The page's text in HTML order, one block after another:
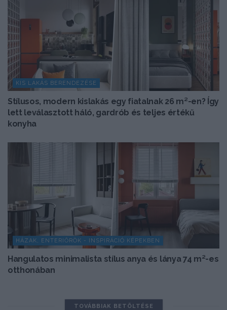
KIS LAKÁS BERENDEZÉSE
Stílusos, modern kislakás egy fiatalnak 26 m²-en? Így
lett leválasztott háló, gardrób és teljes értékű
konyha
HÁZAK, ENTERIŐRÖK - INSPIRÁCIÓ KÉPEKBEN
Hangulatos minimalista stílus anya és lánya 74 m²-es
otthonában
TOVÁBBIAK BETÖLTÉSE